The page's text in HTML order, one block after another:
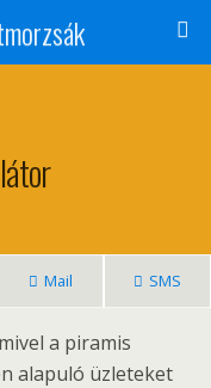
Mail SMS
a piramis
alapuló üzleteket